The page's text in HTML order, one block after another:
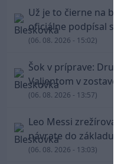
Už je to čierne na
oficiálne podpísal s
(06. 08. 2026 - 15:02)
Šok v príprave:
Valjentom v zostave
(06. 08. 2026 - 13:57)
Leo Messi
návrate do základu
(06. 08. 2026 - 13:03)